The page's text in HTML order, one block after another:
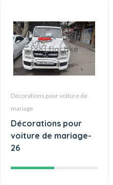
Décorations pour voiture de
mariage
Décorations pour
voiture de mariage-
26